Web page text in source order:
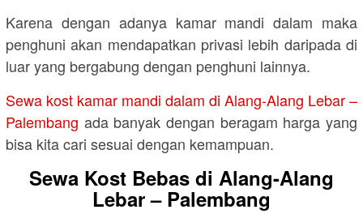
Karena dengan adanya kamar mandi dalam maka
penghuni akan mendapatkan privasi lebih daripada di
luar yang bergabung dengan penghuni lainnya.
Sewa kost kamar mandi dalam di Alang-Alang Lebar –
Palembang ada banyak dengan beragam harga yang
bisa kita cari sesuai dengan kemampuan.
Sewa Kost Bebas di Alang-Alang
Lebar – Palembang